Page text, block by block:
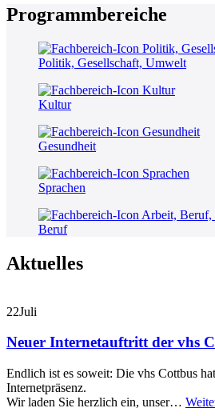
Programmbereiche
Politik, Gesellschaft, Umwelt
Kultur
Gesundheit
Sprachen
Beruf
Aktuelles
22Juli
Neuer Internetauftritt der vhs
Endlich ist es soweit: Die vhs Cottbus
Internetpräsenz.
Wir laden Sie herzlich ein, unser…